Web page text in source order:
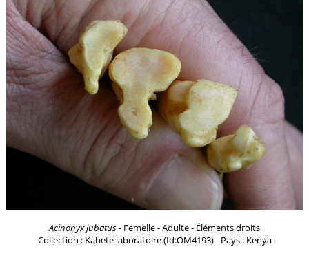
Acinonyx jubatus- Femelle - Adulte - Éléments droits
Collection : Kabete laboratoire (Id:OM4193) - Pays : Kenya